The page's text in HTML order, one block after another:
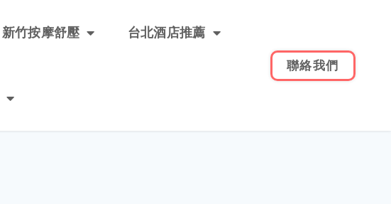
新竹按摩舒壓 台北酒店推薦
聯絡我們